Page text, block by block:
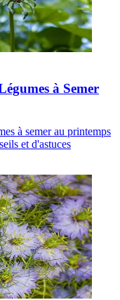
à Semer
à semer au printemps
et d'astuces